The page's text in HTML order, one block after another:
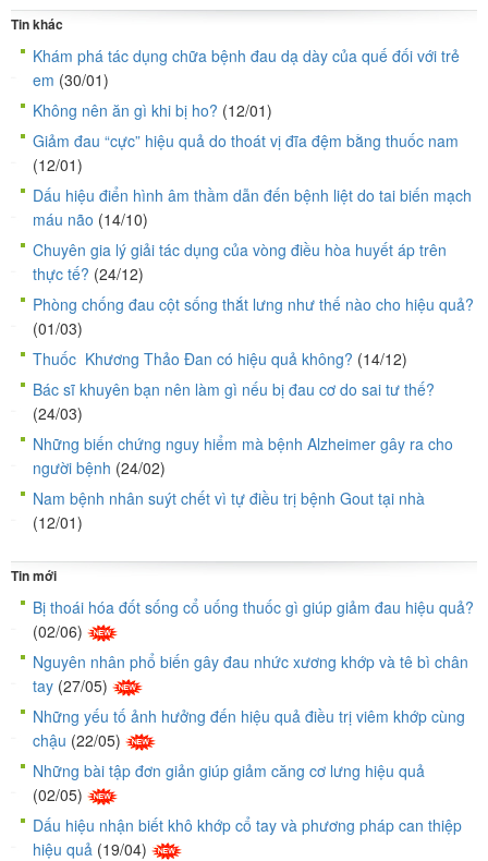
Tin khác
Khám phá tác dụng chữa bệnh đau dạ dày của quế đối với trẻ
em (30/01)
Không nên ăn gì khi bị ho? (12/01)
Giảm đau “cực” hiệu quả do thoát vị đĩa đệm bằng thuốc nam
(12/01)
Dấu hiệu điển hình âm thầm dẫn đến bệnh liệt do tai biến mạch
máu não (14/10)
Chuyên gia lý giải tác dụng của vòng điều hòa huyết áp trên
thực tế? (24/12)
Phòng chống đau cột sống thắt lưng như thế nào cho hiệu quả?
(01/03)
Thuốc Khương Thảo Đan có hiệu quả không? (14/12)
Bác sĩ khuyên bạn nên làm gì nếu bị đau cơ do sai tư thế?
(24/03)
Những biến chứng nguy hiểm mà bệnh Alzheimer gây ra cho
người bệnh (24/02)
Nam bệnh nhân suýt chết vì tự điều trị bệnh Gout tại nhà
(12/01)
Tin mới
Bị thoái hóa đốt sống cổ uống thuốc gì giúp giảm đau hiệu quả?
(02/06)
Nguyên nhân phổ biến gây đau nhức xương khớp và tê bì chân
tay (27/05)
Những yếu tố ảnh hưởng đến hiệu quả điều trị viêm khớp cùng
chậu (22/05)
Những bài tập đơn giản giúp giảm căng cơ lưng hiệu quả
(02/05)
Dấu hiệu nhận biết khô khớp cổ tay và phương pháp can thiệp
hiệu quả (19/04)